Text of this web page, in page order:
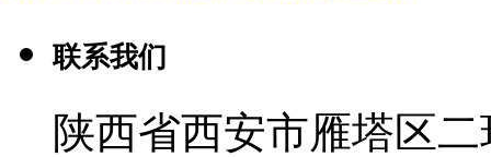
联系我们
陕西省西安市雁塔区